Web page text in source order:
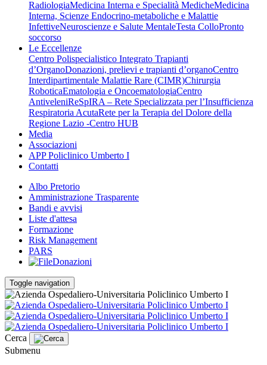
RadiologiaMedicina Interna e Specialità MedicheMedicina
Interna, Scienze Endocrino-metaboliche e Malattie
InfettiveNeuroscienze e Salute MentaleTesta ColloPronto
soccorso
Le Eccellenze
Centro Polispecialistico Integrato Trapianti
d’OrganoDonazioni, prelievi e trapianti d’organoCentro
Interdipartimentale Malattie Rare (CIMR)Chirurgia
RoboticaEmatologia e OncoematologiaCentro
AntiveleniReSpIRA – Rete Specializzata per l’Insufficienza
Respiratoria AcutaRete per la Terapia del Dolore della
Regione Lazio -Centro HUB
Media
Associazioni
APP Policlinico Umberto I
Contatti
Albo Pretorio
Amministrazione Trasparente
Bandi e avvisi
Liste d'attesa
Formazione
Risk Management
PARS
Donazioni
Toggle navigation
Cerca
Submenu